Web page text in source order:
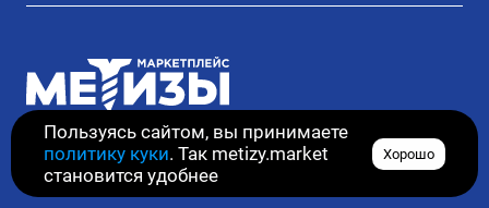
Пользуясь сайтом, вы принимаете
политику куки. Так metizy.market
становится удобнее
Хорошо
© 2020–2026. Все права защищены